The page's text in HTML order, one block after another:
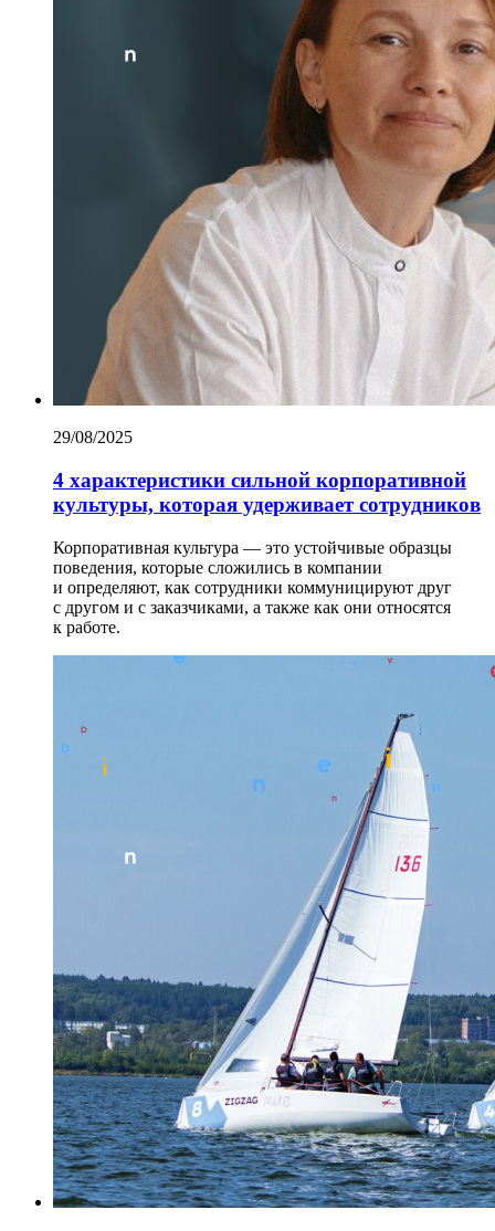
29/08/2025
4 характеристики сильной корпоративной
культуры, которая удерживает сотрудников
Корпоративная культура — это устойчивые образцы
поведения, которые сложились в компании
и определяют, как сотрудники коммуницируют друг
с другом и с заказчиками, а также как они относятся
к работе.